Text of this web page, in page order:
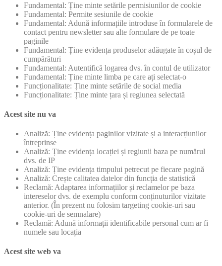
Fundamental: Ține minte setările permisiunilor de cookie
Fundamental: Permite sesiunile de cookie
Fundamental: Adună informațiile introduse în formularele de
contact pentru newsletter sau alte formulare de pe toate
paginile
Fundamental: Ține evidența produselor adăugate în coșul de
cumpărături
Fundamental: Autentifică logarea dvs. în contul de utilizator
Fundamental: Ține minte limba pe care ați selectat-o
Funcționalitate: Ține minte setările de social media
Funcționalitate: Ține minte țara și regiunea selectată
Acest site nu va
Analiză: Ține evidența paginilor vizitate și a interacțiunilor
întreprinse
Analiză: Ține evidența locației și regiunii baza pe numărul
dvs. de IP
Analiză: Ține evidența timpului petrecut pe fiecare pagină
Analiză: Crește calitatea datelor din funcția de statistică
Reclamă: Adaptarea informațiilor și reclamelor pe baza
intereselor dvs. de exemplu conform conținuturilor vizitate
anterior. (În prezent nu folosim targeting cookie-uri sau
cookie-uri de semnalare)
Reclamă: Adună informații identificabile personal cum ar fi
numele sau locația
Acest site web va